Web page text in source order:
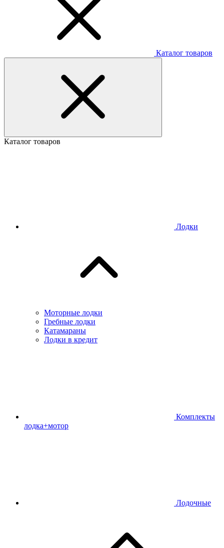
Каталог товаров
Каталог товаров
Лодки
Моторные лодки
Гребные лодки
Катамараны
Лодки в кредит
Комплекты
лодка+мотор
Лодочные